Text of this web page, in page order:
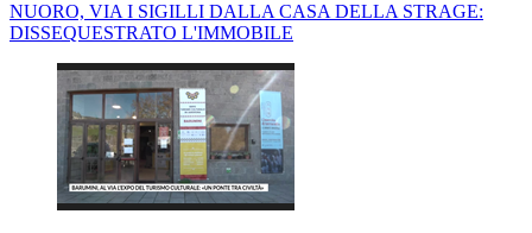
NUORO, VIA I SIGILLI DALLA CASA DELLA STRAGE:
DISSEQUESTRATO L'IMMOBILE